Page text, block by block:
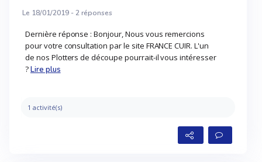
Le 18/01/2019 -2réponses
Dernière réponse : Bonjour, Nous vous remercions
pour votre consultation par le site FRANCE CUIR. L'un
de nos Plotters de découpe pourrait-il vous intéresser
?Lire plus
1 activité(s)